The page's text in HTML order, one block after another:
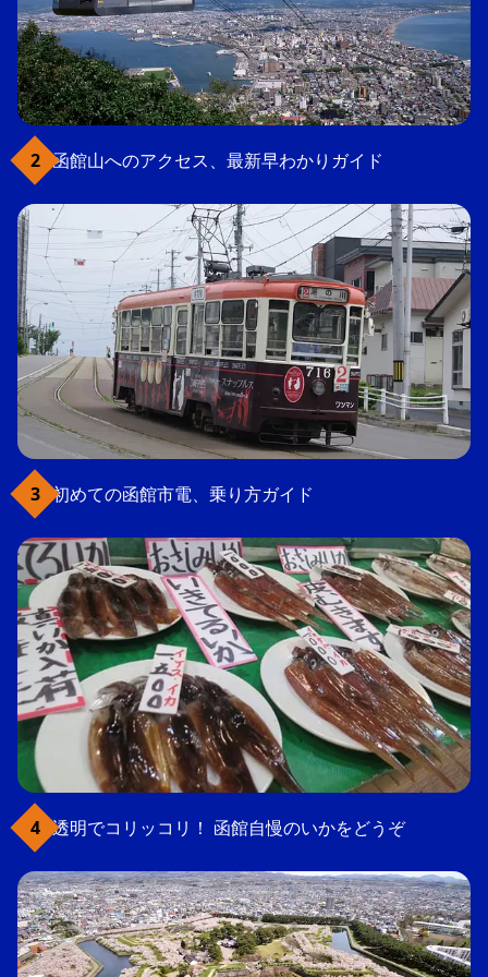
函館山へのアクセス、最新早わかりガイド
初めての函館市電、乗り方ガイド
透明でコリッコリ！ 函館自慢のいかをどうぞ